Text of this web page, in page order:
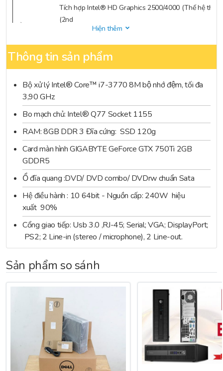
Đồ họa
Tích hợp Intel® HD Graphics 2500/4000 (Thế hệ thứ
(2nd
thế hệ Core i3 CPU); Tích hợp Intel® HD Graphics
RADEON HD 7570; Tùy chọn rời rạc 1GB AMD
Âm thanh
High Definition Audio with Realtek ALC261 codec (all
Cổng giao
tiếp
USB 2.0: 4 cổng trước và 2 cổng sau. USB 3.0: 4 cổng
PS/2: phím và chuột mặt sau. Video: 1 cổng VGA và
Audio: Jack 3.5mm gồm microphone & headphone
Mạng
Intel® 82579LM Ethernet LAN 10/100/1000; card tùy
Khe mở rộng
PCIe x 1
PCIe x16 x 2.
PCI X1
Hiện thêm
Thông tin sản phẩm
Bộ xử lý Intel® Core™ i7-3770 8M bộ nhớ đệm, tối đa
3,90 GHz
Bo mạch chủ: Intel® Q77 Socket 1155
RAM: 8GB DDR 3 Đĩa cứng: SSD 120g
Card màn hình GIGABYTE GeForce GTX 750Ti 2GB
GDDR5
Ổ đĩa quang :DVD/ DVD combo/ DVDrw chuẩn Sata
Hệ điều hành : 10 64bit - Nguồn cấp: 240W hiệu
xuất 90%
Cổng giao tiếp: Usb 3.0 ,RJ-45; Serial; VGA; DisplayPort;
PS2; 2 Line-in (stereo / microphone), 2 Line-out.
Sản phẩm so sánh